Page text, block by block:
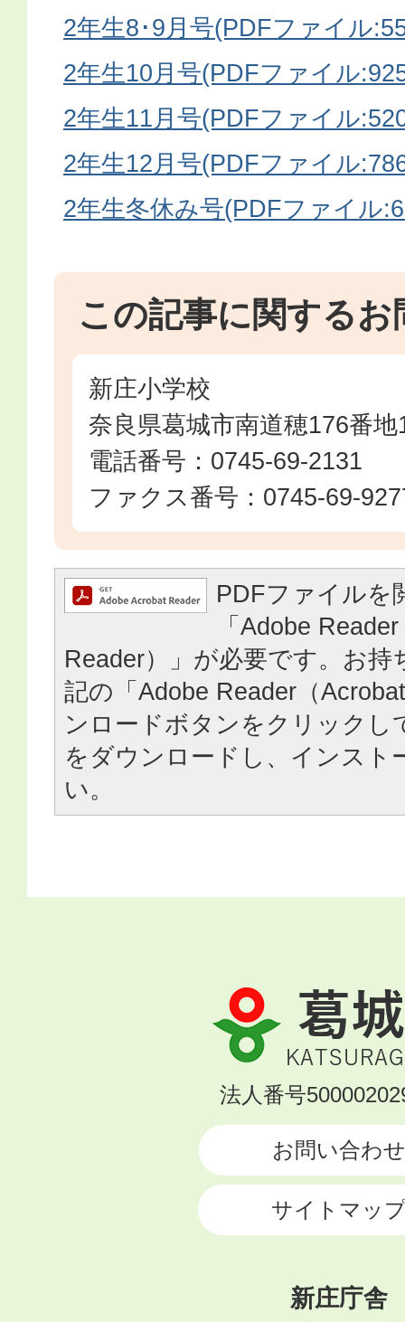
2年生8･9月号(PDFファイル
2年生10月号(PDFファイル
2年生11月号(PDFファイル
2年生12月号(PDFファイル
2年生冬休み号(PDFファイル
この記事に関するお
新庄小学校
奈良県葛城市南道穂176番地
電話番号：0745-69-2131
ファクス番号：0745-69-
PDFファイルを
「Adobe
Reader）」が必要です。お持
記の「Adobe Reader（
ンロードボタンをクリックし
をダウンロードし、インスト
い。
葛
城
市
KATSURAGI
CITY
法人番号
お問い合わせ
サイトマッ
新庄庁舎